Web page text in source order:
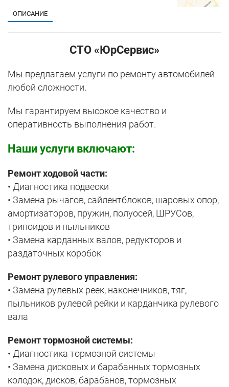
ОПИСАНИЕ
СТО «ЮрСервис»
Мы предлагаем услуги по ремонту автомобилей
любой сложности.
Мы гарантируем высокое качество и
оперативность выполнения работ.
Наши услуги включают:
Ремонт ходовой части:
• Диагностика подвески
• Замена рычагов, сайлентблоков, шаровых опор,
амортизаторов, пружин, полуосей, ШРУСов,
трипоидов и пыльников
• Замена карданных валов, редукторов и
раздаточных коробок
Ремонт рулевого управления:
• Замена рулевых реек, наконечников, тяг,
пыльников рулевой рейки и карданчика рулевого
вала
Ремонт тормозной системы:
• Диагностика тормозной системы
• Замена дисковых и барабанных тормозных
колодок, дисков, барабанов, тормозных